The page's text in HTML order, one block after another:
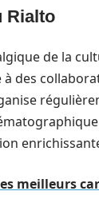
Rialto
de la
des
meilleurs